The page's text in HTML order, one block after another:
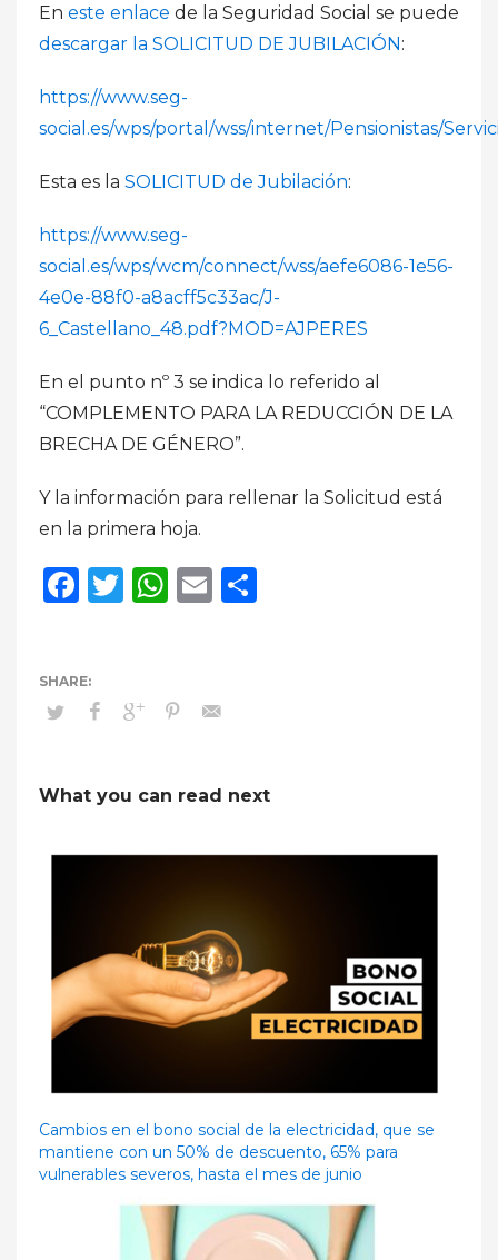
En este enlace de la Seguridad Social se puede
descargar la SOLICITUD DE JUBILACIÓN:
https://www.seg-
social.es/wps/portal/wss/internet/Pensionistas/
Esta es la SOLICITUD de Jubilación:
https://www.seg-
social.es/wps/wcm/connect/wss/aefe6086-1e56-
4e0e-88f0-a8acff5c33ac/J-
6_Castellano_48.pdf?MOD=AJPERES
En el punto nº 3 se indica lo referido al
“COMPLEMENTO PARA LA REDUCCIÓN DE LA
BRECHA DE GÉNERO”.
Y la información para rellenar la Solicitud está
en la primera hoja.
Facebook
Twitter
WhatsApp
Email
What you can read next
Cambios en el bono social de la electricidad, que se
mantiene con un 50% de descuento, 65% para
vulnerables severos, hasta el mes de junio